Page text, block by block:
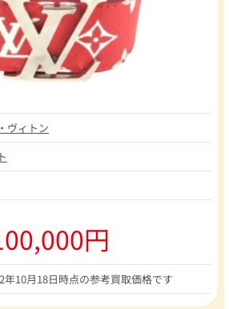
ヴィトン
円
年10月18日時点の参考買取価格です